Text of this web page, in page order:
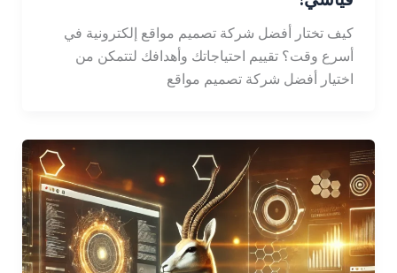
كيف تختار أفضل شركة تصميم مواقع إلكترونية في
أسرع وقت؟ تقييم احتياجاتك وأهدافك لتتمكن من
اختيار أفضل شركة تصميم مواقع